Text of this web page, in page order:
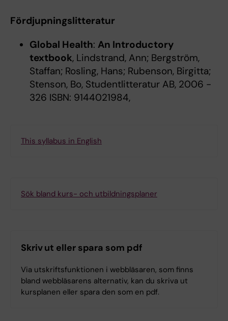
Fördjupningslitteratur
Global Health: An Introductory
textbook, Lindstrand, Ann; Bergström,
Staffan; Rosling, Hans; Rubenson, Birgitta;
Stenson, Bo, Studentlitteratur AB, 2006 -
326 ISBN: 9144021984,
This syllabus in English
Sök bland kurs- och utbildningsplaner
Skriv ut eller spara som pdf
Via utskriftsfunktionen i webbläsaren, som finns
bland webbläsarens alternativ, kan du skriva ut
kursplanen eller spara den som en pdf.